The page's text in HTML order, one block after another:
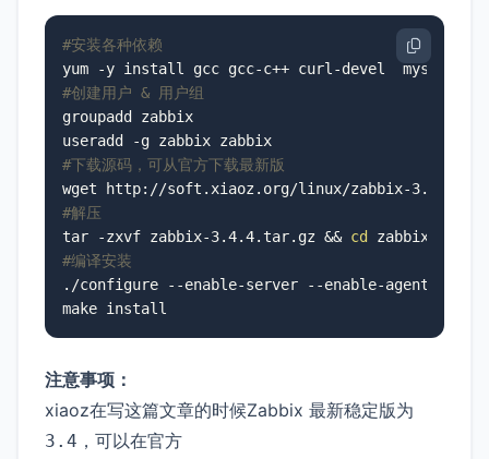
#安装各种依赖
#创建用户 & 用户组
groupadd zabbix
#下载源码，可从官方下载最新版
#解压
tar -zxvf zabbix-3.4.4.tar.gz && cd
#编译安装
./configure --enable-server --enable-agent --
注意事项：
xiaoz在写这篇文章的时候Zabbix 最新稳定版为
3.4 ，可以在官方